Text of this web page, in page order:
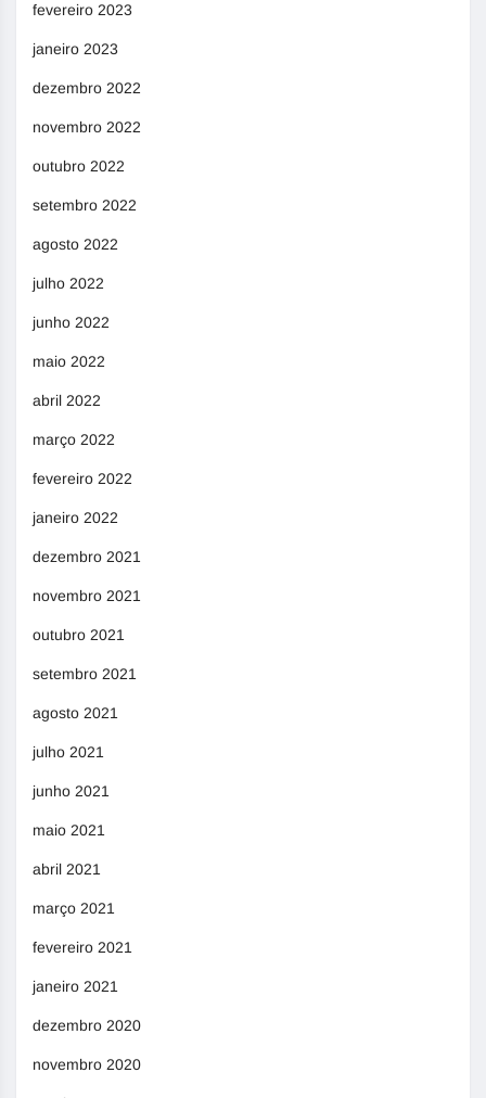
fevereiro 2023
janeiro 2023
dezembro 2022
novembro 2022
outubro 2022
setembro 2022
agosto 2022
julho 2022
junho 2022
maio 2022
abril 2022
março 2022
fevereiro 2022
janeiro 2022
dezembro 2021
novembro 2021
outubro 2021
setembro 2021
agosto 2021
julho 2021
junho 2021
maio 2021
abril 2021
março 2021
fevereiro 2021
janeiro 2021
dezembro 2020
novembro 2020